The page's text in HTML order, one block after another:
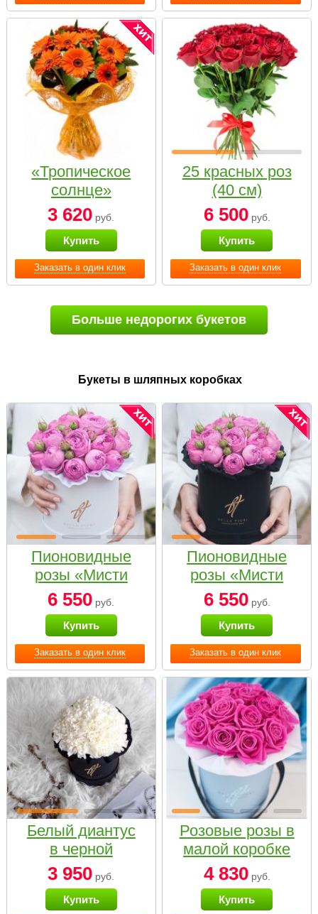
Заказать в один клик
«Тропическое
солнце»
3 620 руб.
Купить
Заказать в один клик
25 красных роз
(40 см)
6 500руб.
Купить
Больше недорогих букетов
Букеты в шляпных коробках
Заказать в один клик
Пионовидные
розы «Мисти
бабблс» в белой
коробке Small
6 550 руб.
Купить
Заказать в один клик
Пионовидные
розы «Мисти
бабблс» в
черной коробке
Small
6 550руб.
Купить
Белый диантус
в черной
коробке Small
3 950 руб.
Купить
Розовые розы в
малой коробке
4 830руб.
Купить